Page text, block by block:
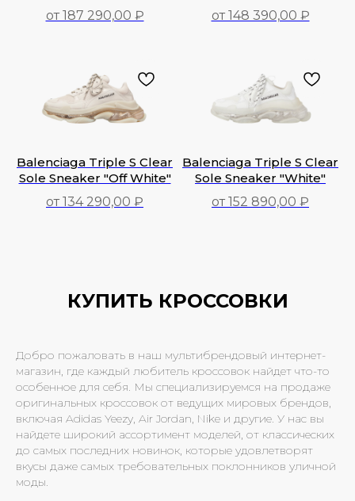
от 187 290,00 ₽
от 148 390,00 ₽
Balenciaga Triple S Clear
Sole Sneaker "Off White"
от 134 290,00 ₽
Balenciaga Triple S Clear
Sole Sneaker "White"
от 152 890,00 ₽
КУПИТЬ КРОССОВКИ
Добро пожаловать в наш мультибрендовый интернет-
магазин, где каждый любитель кроссовок найдет что-то
особенное для себя. Мы специализируемся на продаже
оригинальных кроссовок от ведущих мировых брендов,
включая Adidas Yeezy, Air Jordan, Nike и другие. У нас вы
найдете широкий ассортимент моделей, от классических
до самых последних новинок, которые удовлетворят
вкусы даже самых требовательных поклонников уличной
моды.